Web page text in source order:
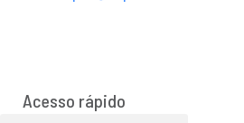
Acesso rápido